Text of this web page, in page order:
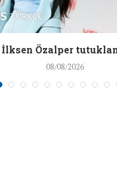
İlksen Özalper
08/08/2026